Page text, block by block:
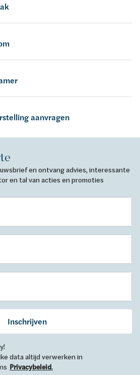
aanvragen
en ontvang advies, interessante
en tal van acties en promoties
Inschrijven
data altijd verwerken in
Privacybeleid.